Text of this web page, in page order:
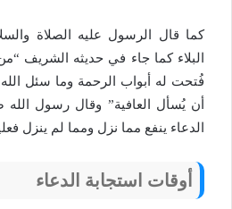
كما قال الرسول عليه الصلاة
البلاء كما جاء في حديثه الشريف
فُتحت له أبواب الرحمة وما سئل
أن يُسأل العافية” وقال رسول
الدعاء ينفع مما نزل ومما لم ينزل
أوقات استجابة الدعاء